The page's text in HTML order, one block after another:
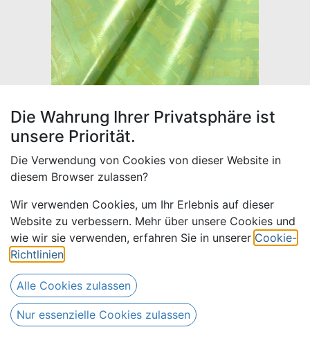
Veba Gold 373-lindgrün | 4 m
76,00€
Versandkosten
Die Wahrung Ihrer Privatsphäre ist
unsere Priorität.
Die Verwendung von Cookies von dieser Website in
diesem Browser zulassen?
Wir verwenden Cookies, um Ihr Erlebnis auf dieser
Website zu verbessern. Mehr über unsere Cookies und
wie wir sie verwenden, erfahren Sie in unserer Cookie-
Richtlinien
Alle Cookies zulassen
Nur essenzielle Cookies zulassen